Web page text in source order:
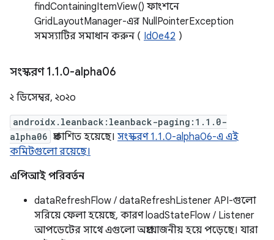
findContainingItemView() ফাংশনে
GridLayoutManager-এর NullPointerException
সমস্যাটির সমাধান করুন ( Id0e42 )
সংস্করণ 1.1.0-alpha06
২ ডিসেম্বর, ২০২০
androidx.leanback:leanback-paging:1.1.0-
alpha06 প্রকাশিত হয়েছে। সংস্করণ 1.1.0-alpha06-এ এই
কমিটগুলো রয়েছে।
এপিআই পরিবর্তন
dataRefreshFlow / dataRefreshListener API-গুলো
সরিয়ে ফেলা হয়েছে, কারণ loadStateFlow / Listener
আপডেটের সাথে এগুলো অপ্রয়োজনীয় হয়ে পড়েছে। যারা